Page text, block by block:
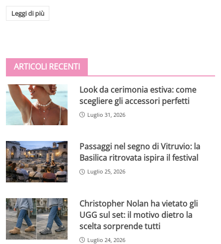
Leggi di più
ARTICOLI RECENTI
Look da cerimonia estiva: come
scegliere gli accessori perfetti
Luglio 31, 2026
Passaggi nel segno di Vitruvio: la
Basilica ritrovata ispira il festival
Luglio 25, 2026
Christopher Nolan ha vietato gli
UGG sul set: il motivo dietro la
scelta sorprende tutti
Luglio 24, 2026